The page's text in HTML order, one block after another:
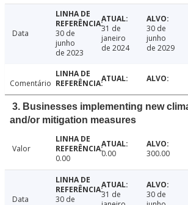
Data
30 de
junho
de 2023
31 de
janeiro
de 2024
30 de
junho
de 2029
Comentário
3. Businesses implementing new
and/or mitigation measures
Valor
0.00
0.00 300.00
Data
30 de
31 de
30 de